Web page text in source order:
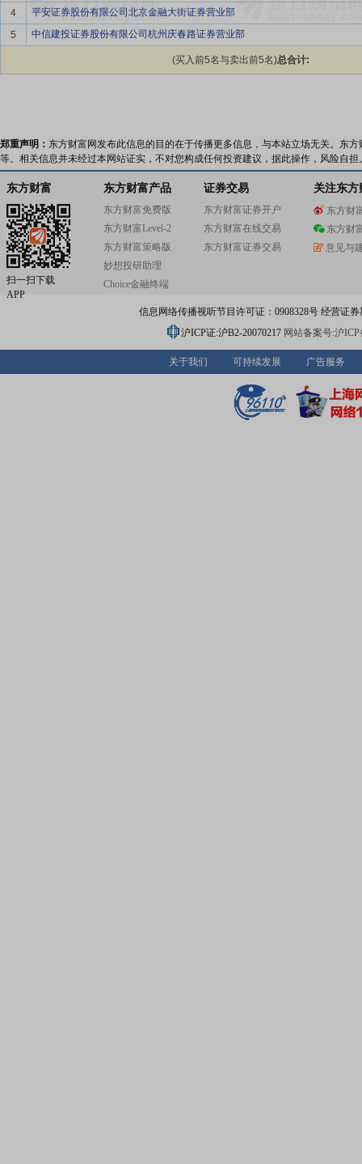
4
平安证券股份有限公司北京金融大街证券营业部
5
中信建投证券股份有限公司杭州庆春路证券营业部
(买入前5名与卖出前5名)总合计:
郑重声明： 东方财富网发布此信息的目的在于传播更多信息，与本站立场无关。东
等。相关信息并未经过本网站证实，不对您构成任何投资建议，据此操作，风险自担